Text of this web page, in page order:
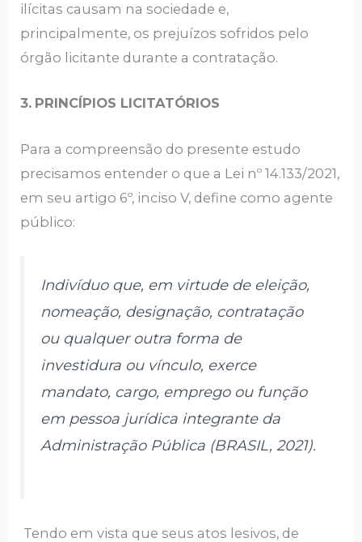
ilícitas causam na sociedade e,
principalmente, os prejuízos sofridos pelo
órgão licitante durante a contratação.
3. PRINCÍPIOS LICITATÓRIOS
Para a compreensão do presente estudo
precisamos entender o que a Lei nº 14.133/2021,
em seu artigo 6º, inciso V, define como agente
público:
Indivíduo que, em virtude de eleição,
nomeação, designação, contratação
ou qualquer outra forma de
investidura ou vínculo, exerce
mandato, cargo, emprego ou função
em pessoa jurídica integrante da
Administração Pública (BRASIL, 2021).
Tendo em vista que seus atos lesivos, de